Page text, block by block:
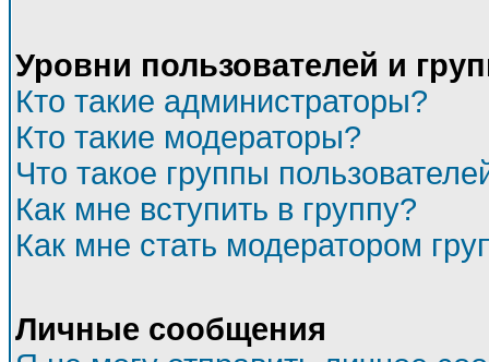
Уровни пользователей и
Кто такие администраторы?
Кто такие модераторы?
Что такое группы
Как мне вступить в группу?
Как мне стать модератором
Личные сообщения